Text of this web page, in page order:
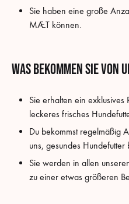
Sie haben eine große
MÆT können.
Was bekommen Sie von
Sie erhalten ein exklusives
leckeres frisches
Du bekommst regelmäßig
uns, gesundes
Sie werden in allen
zu einer etwas größeren